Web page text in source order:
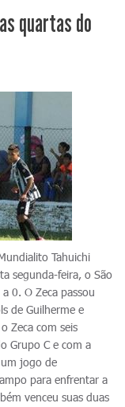
quartas do
Tahuichi
segunda-feira, o São
0. O Zeca passou
de Guilherme e
Zeca com seis
Grupo C e com a
jogo de
para enfrentar a
venceu suas duas